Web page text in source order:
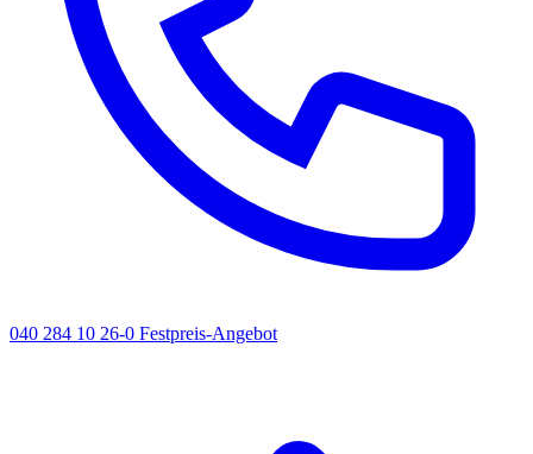
040 284 10 26-0 Festpreis-Angebot